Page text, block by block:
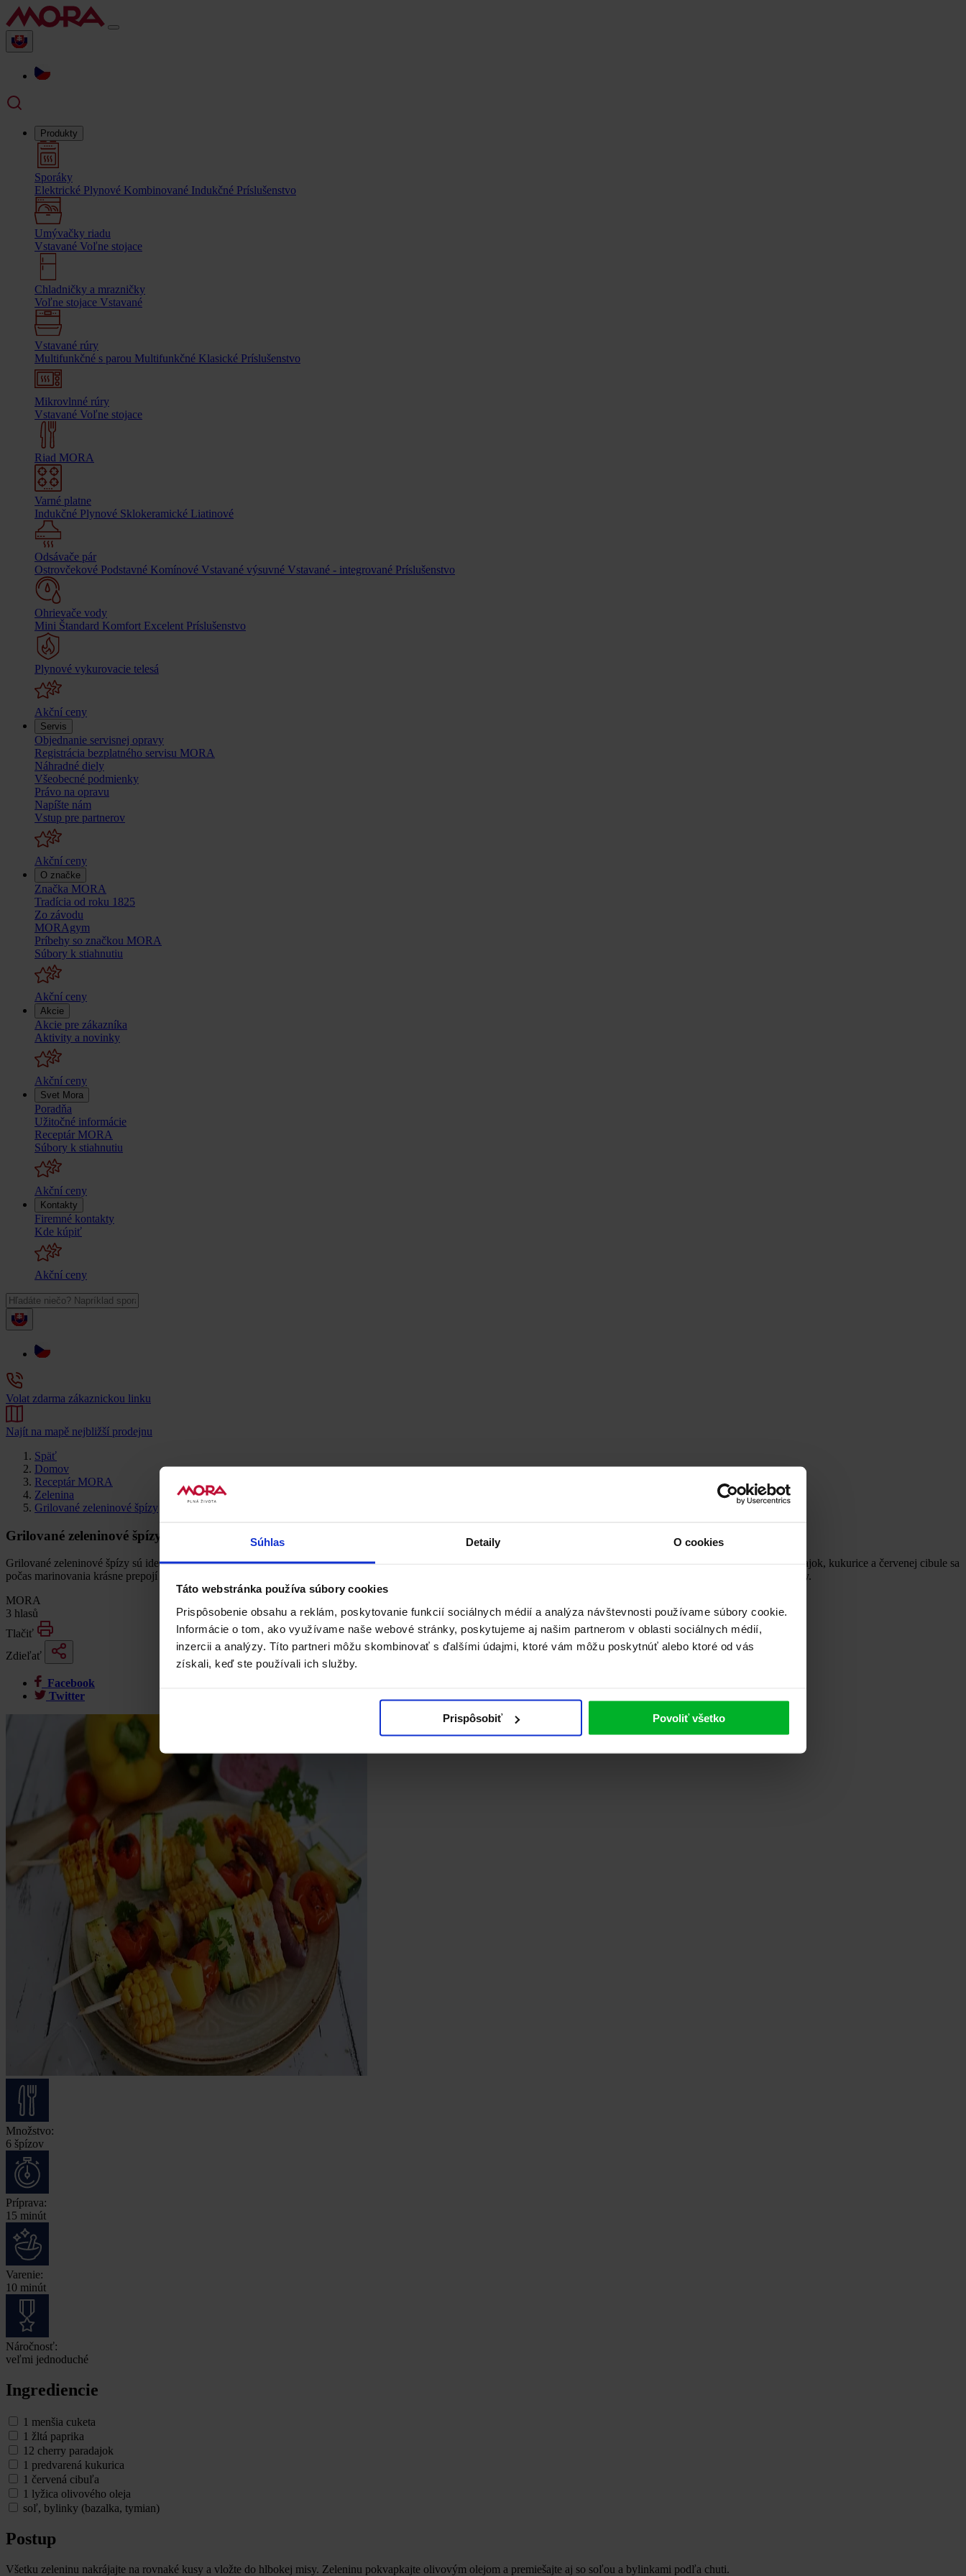
Súhlas Detaily O cookies
Táto webstránka používa súbory cookies
Prispôsobenie obsahu a reklám, poskytovanie funkcií sociálnych médií a analýza návštevnosti používame súbory cookie.
Informácie o tom, ako využívame naše webové stránky, poskytujeme aj našim partnerom v oblasti sociálnych médií,
inzercii a analýzy. Títo partneri môžu skombinovať s ďalšími údajmi, ktoré vám môžu poskytnúť alebo ktoré od vás
získali, keď ste používali ich služby.
Prispôsobiť Povoliť všetko
Produkty
Sporáky
Elektrické Plynové Kombinované Indukčné Príslušenstvo
Umývačky riadu
Vstavané Voľne stojace
Chladničky a mrazničky
Voľne stojace Vstavané
Vstavané rúry
Multifunkčné s parou Multifunkčné Klasické Príslušenstvo
Mikrovlnné rúry
Vstavané Voľne stojace
Riad MORA
Varné platne
Indukčné Plynové Sklokeramické Liatinové
Odsávače pár
Ostrovčekové Podstavné Komínové Vstavané výsuvné Vstavané - integrované Príslušenstvo
Ohrievače vody
Mini Štandard Komfort Excelent Príslušenstvo
Plynové vykurovacie telesá
Akční ceny
Servis
Objednanie servisnej opravy
Registrácia bezplatného servisu MORA
Náhradné diely
Všeobecné podmienky
Právo na opravu
Napíšte nám
Vstup pre partnerov
Akční ceny
O značke
Značka MORA
Tradícia od roku 1825
Zo závodu
MORAgym
Príbehy so značkou MORA
Súbory k stiahnutiu
Akční ceny
Akcie
Akcie pre zákazníka
Aktivity a novinky
Akční ceny
Svet Mora
Poradňa
Užitočné informácie
Receptár MORA
Súbory k stiahnutiu
Akční ceny
Kontakty
Firemné kontakty
Kde kúpiť
Akční ceny
Volat zdarma zákaznickou linku
Najít na mapě nejbližší prodejnu
Späť
Domov
Receptár MORA
Zelenina
Grilované zeleninové špízy
Grilované zeleninové špízy
Grilované zeleninové špízy sú ideálnou voľbou na ľahké letné grilovanie. Sú rýchle, farebné, plné chuti a potešia nielen vegetariánov. Kombinácia cukety, papriky, cherry paradajok, kukurice a červenej cibule sa
počas marinovania krásne prepojí s bylinkami a olivovým olejom. Perfektný recept, keď chcete využiť sezónnu zeleninu a pripraviť niečo zdravé a efektné bez zbytočnej námahy.
MORA
3 hlasů
Tlačiť
Zdieľať
Facebook
Twitter
Množstvo:
6 špízov
Príprava:
15 minút
Varenie:
10 minút
Náročnosť:
veľmi jednoduché
Ingrediencie
1 menšia cuketa
1 žltá paprika
12 cherry paradajok
1 predvarená kukurica
1 červená cibuľa
1 lyžica olivového oleja
soľ, bylinky (bazalka, tymian)
Postup
Všetku zeleninu nakrájajte na rovnaké kusy a vložte do hlbokej misy. Zeleninu pokvapkajte olivovým olejom a premiešajte aj so soľou a bylinkami podľa chuti.